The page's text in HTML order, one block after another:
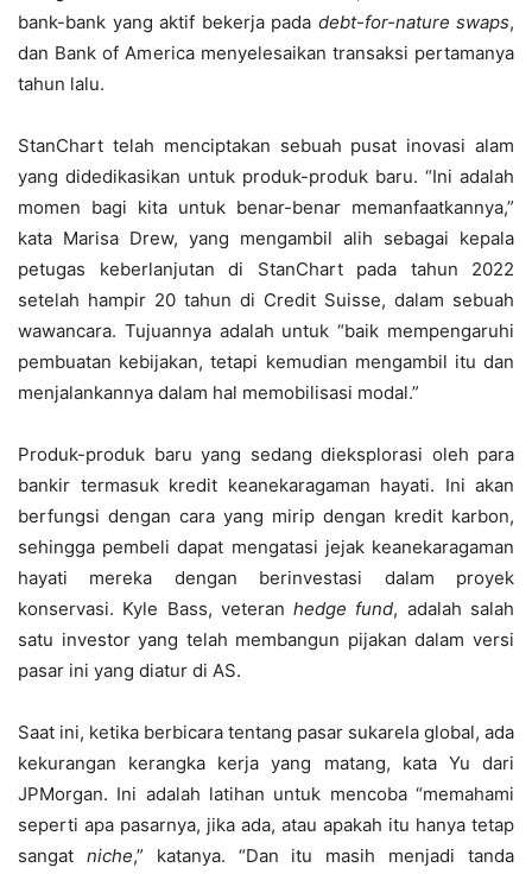
bank-bank yang aktif bekerja pada debt-for-nature swaps,
dan Bank of America menyelesaikan transaksi pertamanya
tahun lalu.
StanChart telah menciptakan sebuah pusat inovasi alam
yang didedikasikan untuk produk-produk baru. “Ini adalah
momen bagi kita untuk benar-benar memanfaatkannya,”
kata Marisa Drew, yang mengambil alih sebagai kepala
petugas keberlanjutan di StanChart pada tahun 2022
setelah hampir 20 tahun di Credit Suisse, dalam sebuah
wawancara. Tujuannya adalah untuk “baik mempengaruhi
pembuatan kebijakan, tetapi kemudian mengambil itu dan
menjalankannya dalam hal memobilisasi modal.”
Produk-produk baru yang sedang dieksplorasi oleh para
bankir termasuk kredit keanekaragaman hayati. Ini akan
berfungsi dengan cara yang mirip dengan kredit karbon,
sehingga pembeli dapat mengatasi jejak keanekaragaman
hayati mereka dengan berinvestasi dalam proyek
konservasi. Kyle Bass, veteranhedge fund, adalah salah
satu investor yang telah membangun pijakan dalam versi
pasar ini yang diatur di AS.
Saat ini, ketika berbicara tentang pasar sukarela global, ada
kekurangan kerangka kerja yang matang, kata Yu dari
JPMorgan. Ini adalah latihan untuk mencoba “memahami
seperti apa pasarnya, jika ada, atau apakah itu hanya tetap
sangat niche,” katanya. “Dan itu masih menjadi tanda